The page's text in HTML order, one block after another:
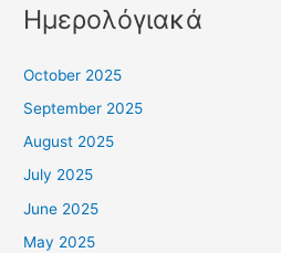
Ημερολόγιακά
October 2025
September 2025
August 2025
July 2025
June 2025
May 2025